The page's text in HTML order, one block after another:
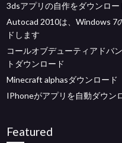
3dsアプリの自作をダウンロ
Autocad 2010は、Windows 7
ドします
コールオブデューティアドバ
トダウンロード
Minecraft alphasダウンロード
IPhoneがアプリを自動ダウン
Featured